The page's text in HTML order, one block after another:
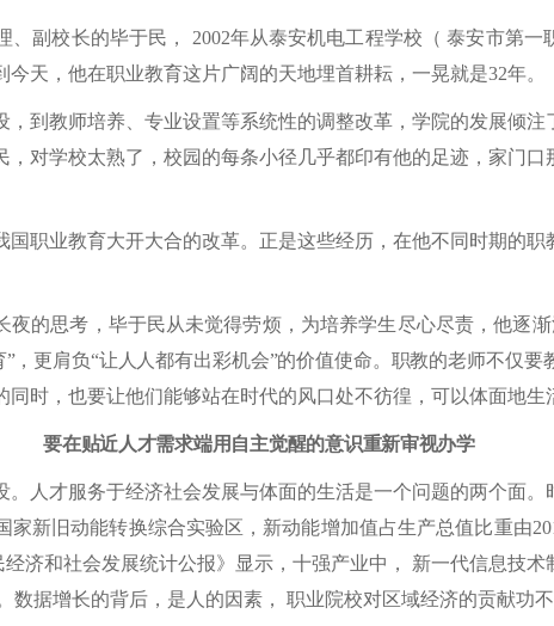
、副校长的毕于民，
2002年从泰安机电工程学校（ 泰安市第
天，他在职业教育这片广阔的天地埋首耕耘，一晃就是32年。
到教师培养、专业设置等系统性的调整改革，学院的发展倾注
，对学校太熟了，校园的每条小径几乎都印有他的足迹，家门
国职业教育大开大合的改革。正是这些经历，在他不同时期的
夜的思考，毕于民从未觉得劳烦，为培养学生尽心尽责，他逐
”，更肩负“让人人都有出彩机会”的价值使命。职教的老师不仅要
时，也要让他们能够站在时代的风口处不彷徨，可以体面地生
要在贴近人才需求端用自主觉醒的意识重新审视办学
。人才服务于经济社会发展与体面的生活是一个问题的两个面
家新旧动能转换综合实验区，新动能增加值占生产总值比重由
经济和社会发展统计公报》显示，十强产业中， 新一代信息技
数据增长的背后，是人的因素， 职业院校对区域经济的贡献功不